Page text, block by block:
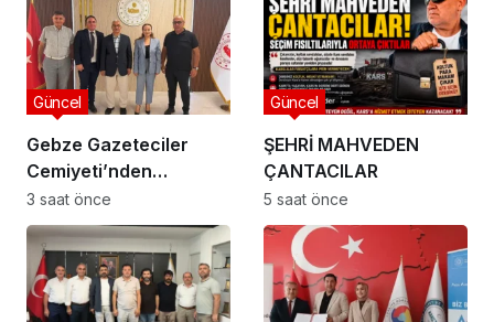
Gebze Gazeteciler
Cemiyeti’nden
Kaymakam Özyiğit’e
Ziyaret
Güncel
3 saat önce
ŞEHRİ MAHVEDEN
ÇANTACILAR
Güncel
5 saat önce